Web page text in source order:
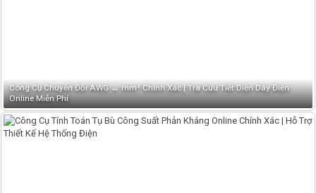
Công Cụ Chuyển Đổi AWG ↔ mm² Chính Xác | Tra Cứu Tiết Diện Dây Điện
Online Miễn Phí